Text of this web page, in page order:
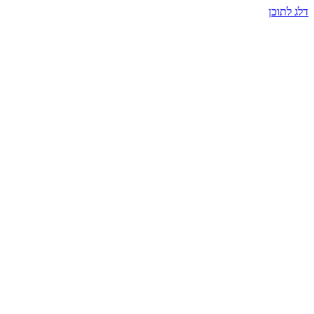
דלג לתוכן